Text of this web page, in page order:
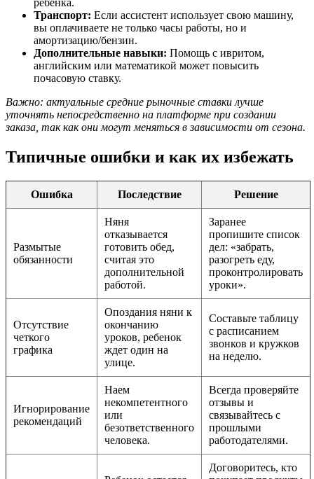
ребенка.
Транспорт: Если ассистент использует свою машину,
вы оплачиваете не только часы работы, но и
амортизацию/бензин.
Дополнительные навыки: Помощь с ивритом,
английским или математикой может повысить
почасовую ставку.
Важно: актуальные средние рыночные ставки лучше
уточнять непосредственно на платформе при создании
заказа, так как они могут меняться в зависимости от сезона.
Типичные ошибки и как их избежать
Ошибка Последствие Решение
Размытые
обязанности
Няня
отказывается
готовить обед,
считая это
дополнительной
работой.
Заранее
пропишите список
дел: «забрать,
разогреть еду,
проконтролировать
уроки».
Отсутствие
четкого
графика
Опоздания няни к
окончанию
уроков, ребенок
ждет один на
улице.
Составьте таблицу
с расписанием
звонков и кружков
на неделю.
Игнорирование
рекомендаций
Наем
некомпетентного
или
безответственного
человека.
Всегда проверяйте
отзывы и
связывайтесь с
прошлыми
работодателями.
Договоритесь, кто